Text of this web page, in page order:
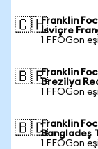
🇨🇭Franklin
İsviçre
1 FFOGon
🇧🇷Franklin
Brezilya
1 FFOGon
🇧🇩Franklin
Bangladeş
1 FFOGon